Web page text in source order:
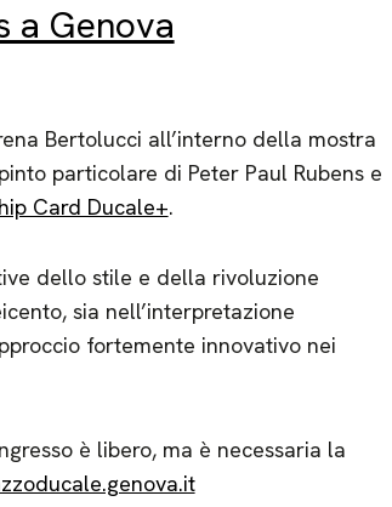
a Genova
Bertolucci all’interno della mostra
particolare di Peter Paul Rubens e
Card Ducale+.
dello stile e della rivoluzione
sia nell’interpretazione
fortemente innovativo nei
è libero, ma è necessaria la